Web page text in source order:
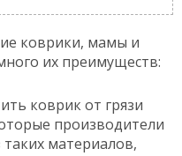
коврики, мамы и
их преимуществ:
коврик от грязи
производители
материалов,